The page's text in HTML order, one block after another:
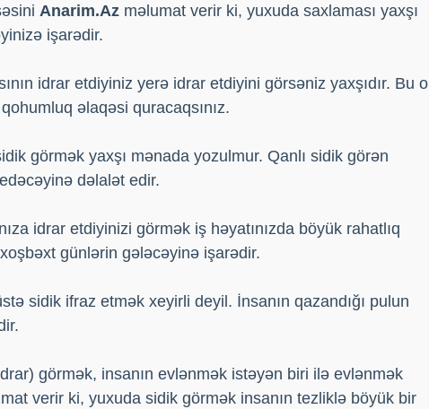
Anarim.Az məlumat verir ki, yuxuda saxlaması yaxşı
işarədir.
idrar etdiyiniz yerə idrar etdiyini görsəniz yaxşıdır. Bu o
əlaqəsi quracaqsınız.
görmək yaxşı mənada yozulmur. Qanlı sidik görən
dəlalət edir.
idrar etdiyinizi görmək iş həyatınızda böyük rahatlıq
günlərin gələcəyinə işarədir.
sidik ifraz etmək xeyirli deyil. İnsanın qazandığı pulun
görmək, insanın evlənmək istəyən biri ilə evlənmək
verir ki, yuxuda sidik görmək insanın tezliklə böyük bir